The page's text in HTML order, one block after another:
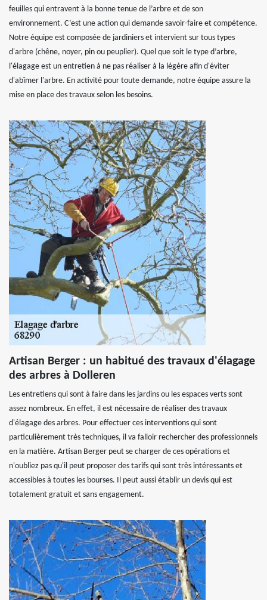
feuilles qui entravent à la bonne tenue de l’arbre et de son
environnement. C’est une action qui demande savoir-faire et compétence.
Notre équipe est composée de jardiniers et intervient sur tous types
d'arbre (chêne, noyer, pin ou peuplier). Quel que soit le type d’arbre,
l'élagage est un entretien à ne pas réaliser à la légère afin d'éviter
d'abîmer l'arbre. En activité pour toute demande, notre équipe assure la
mise en place des travaux selon les besoins.
Artisan Berger : un habitué des travaux d'élagage
des arbres à Dolleren
Les entretiens qui sont à faire dans les jardins ou les espaces verts sont
assez nombreux. En effet, il est nécessaire de réaliser des travaux
d'élagage des arbres. Pour effectuer ces interventions qui sont
particulièrement très techniques, il va falloir rechercher des professionnels
en la matière. Artisan Berger peut se charger de ces opérations et
n'oubliez pas qu'il peut proposer des tarifs qui sont très intéressants et
accessibles à toutes les bourses. Il peut aussi établir un devis qui est
totalement gratuit et sans engagement.